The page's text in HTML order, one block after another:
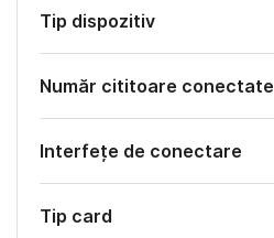
Tip dispozitiv
Număr cititoare conectate
Interfețe de conectare
Tip card